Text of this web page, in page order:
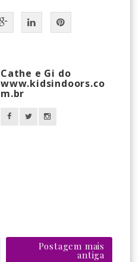
Cathe e Gi do
www.kidsindoors.co
m.br
Postagem mais
antiga